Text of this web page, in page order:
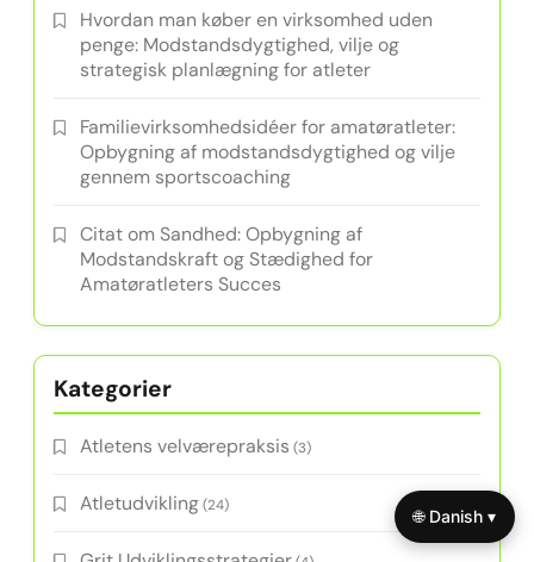
Hvordan man køber en virksomhed uden
penge: Modstandsdygtighed, vilje og
strategisk planlægning for atleter
Familievirksomhedsidéer for amatøratleter:
Opbygning af modstandsdygtighed og vilje
gennem sportscoaching
Citat om Sandhed: Opbygning af
Modstandskraft og Stædighed for
Amatøratleters Succes
Kategorier
Atletens velværepraksis (3)
Atletudvikling(24)
🌐 Danish ▾